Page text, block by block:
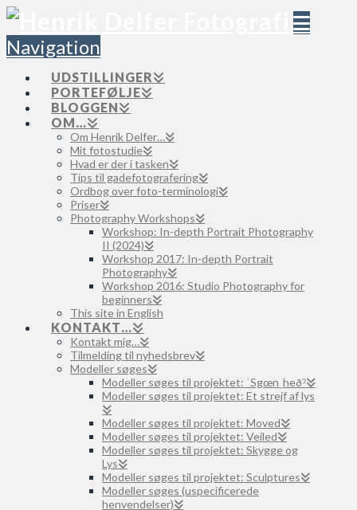
Navigation
UDSTILLINGER
PORTEFØLJE
BLOGGEN
OM…
Om Henrik Delfer…
Mit fotostudie
Hvad er der i tasken
Tips til gadefotografering
Ordbog over foto-terminologi
Priser
Photography Workshops
Workshop: In-depth Portrait Photography
II (2024)
Workshop 2017: In-depth Portrait
Photography
Workshop 2016: Studio Photography for
beginners
This site in English
KONTAKT…
Kontakt mig…
Tilmelding til nyhedsbrev
Modeller søges
Modeller søges til projektet: ˈSgœnˌheðˀ
Modeller søges til projektet: Et strejf af lys
Modeller søges til projektet: Moved
Modeller søges til projektet: Veiled
Modeller søges til projektet: Skygge og
Lys
Modeller søges til projektet: Sculptures
Modeller søges (uspecificerede
henvendelser)